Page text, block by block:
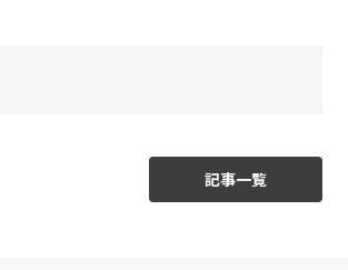
記事一覧